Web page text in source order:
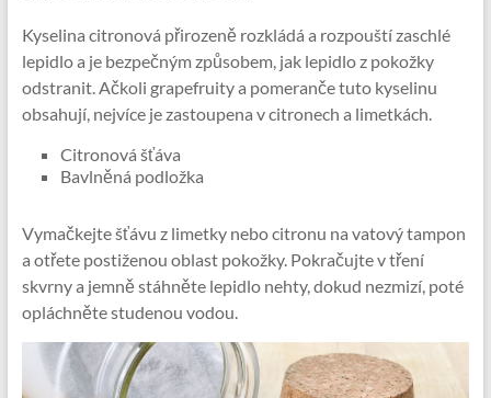
Kyselina citronová přirozeně rozkládá a rozpouští zaschlé
lepidlo a je bezpečným způsobem, jak lepidlo z pokožky
odstranit. Ačkoli grapefruity a pomeranče tuto kyselinu
obsahují, nejvíce je zastoupena v citronech a limetkách.
Citronová šťáva
Bavlněná podložka
Vymačkejte šťávu z limetky nebo citronu na vatový tampon
a otřete postiženou oblast pokožky. Pokračujte v tření
skvrny a jemně stáhněte lepidlo nehty, dokud nezmizí, poté
opláchněte studenou vodou.